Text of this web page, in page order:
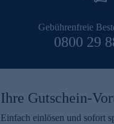
Gebührenfreie
0800 29
Ihre Gutschein-
Einfach einlösen und sofort